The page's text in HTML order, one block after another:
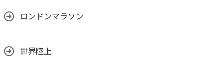
ロンドンマラソン
世界陸上